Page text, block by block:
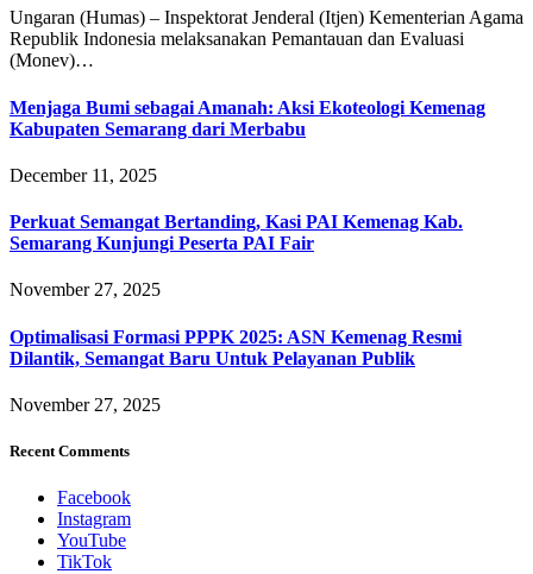
Ungaran (Humas) – Inspektorat Jenderal (Itjen) Kementerian Agama
Republik Indonesia melaksanakan Pemantauan dan Evaluasi
(Monev)…
Menjaga Bumi sebagai Amanah: Aksi Ekoteologi Kemenag
Kabupaten Semarang dari Merbabu
December 11, 2025
Perkuat Semangat Bertanding, Kasi PAI Kemenag Kab.
Semarang Kunjungi Peserta PAI Fair
November 27, 2025
Optimalisasi Formasi PPPK 2025: ASN Kemenag Resmi
Dilantik, Semangat Baru Untuk Pelayanan Publik
November 27, 2025
Recent Comments
Facebook
Instagram
YouTube
TikTok